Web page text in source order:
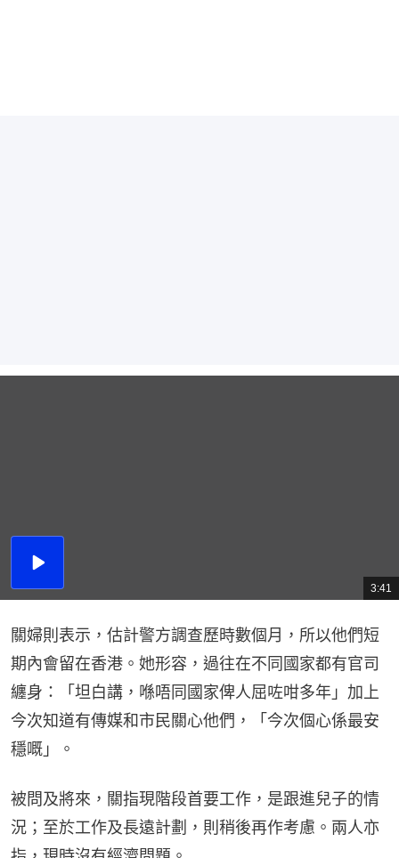
播
總
共
3:41
關婦則表示，估計警方調查歷時數個月，所以他們短
期內會留在香港。她形容，過往在不同國家都有官司
纏身：「坦白講，喺唔同國家俾人屈咗咁多年」加上
今次知道有傳媒和市民關心他們，「今次個心係最安
穩嘅」。
被問及將來，關指現階段首要工作，是跟進兒子的情
況；至於工作及長遠計劃，則稍後再作考慮。兩人亦